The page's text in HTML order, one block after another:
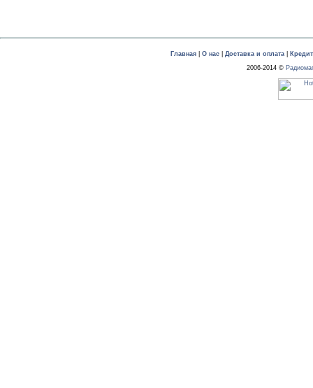
Главная О нас Доставка и оплата
2006-2014 ©